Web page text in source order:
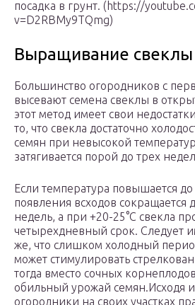
посадка в грунт. (https://
v=D2RBMy9TQmg)
Выращивание свеклы
Большинство огородников с
высевают семена свеклы в
этот метод имеет свои
то, что свекла достаточно
семян при невысокой
затягивается порой до трех
Если температура повышается до
появления всходов сокращается
недель, а при +20-25°С свекла
четырехдневный срок. Следует
же, что слишком холодный
может стимулировать
тогда вместо сочных
обильный урожай семян.Исходя
огородники на своих участках